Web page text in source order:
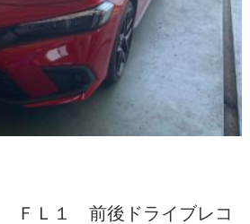
Ｌ１ 前後ドライブレコ